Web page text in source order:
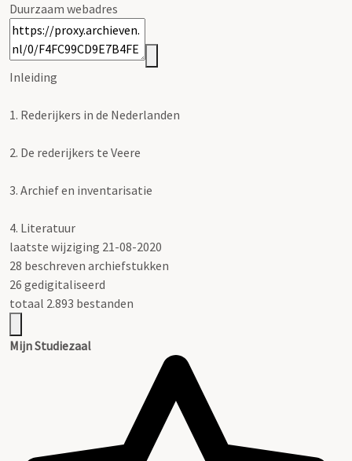
Duurzaam webadres
Inleiding
1. Rederijkers in de Nederlanden
2. De rederijkers te Veere
3. Archief en inventarisatie
4. Literatuur
laatste wijziging 21-08-2020
28 beschreven archiefstukken
26 gedigitaliseerd
totaal 2.893 bestanden
Mijn Studiezaal